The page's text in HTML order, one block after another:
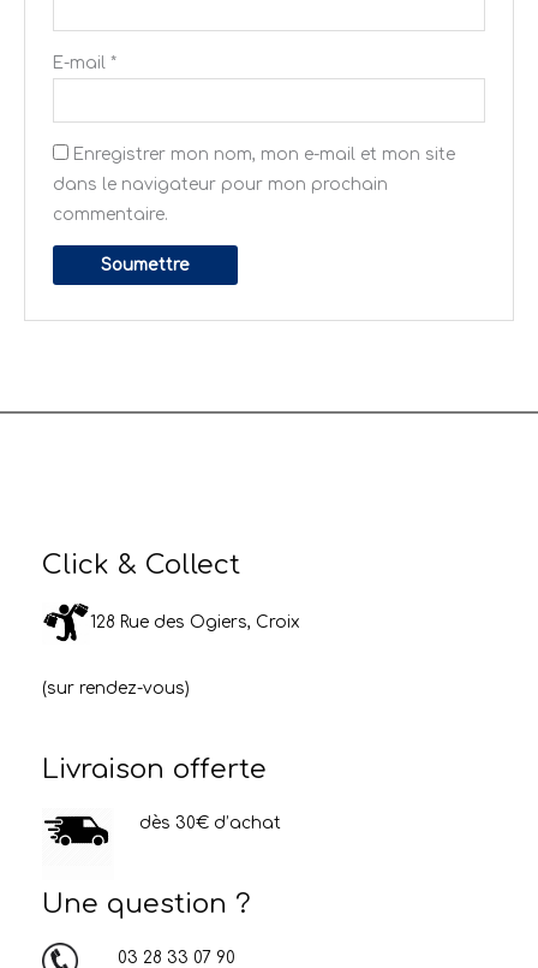
E-mail *
Enregistrer mon nom, mon e-mail et mon site
dans le navigateur pour mon prochain
commentaire.
Click & Collect
128 Rue des Ogiers, Croix
(sur rendez-vous)
Livraison offerte
dès 30€ d’achat
Une question ?
03 28 33 07 90